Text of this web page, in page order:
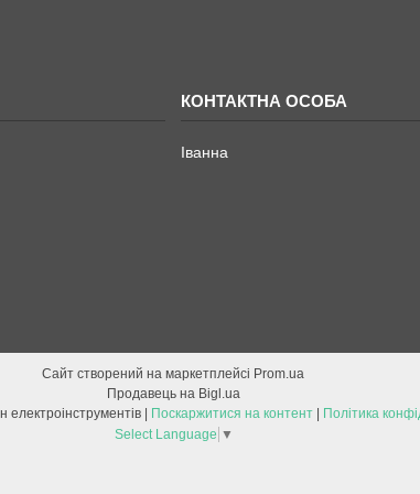
Іванна
Сайт створений на маркетплейсі Prom.ua
Продавець на Bigl.ua
Поскаржитися на контент
Політика
Select Language ▼